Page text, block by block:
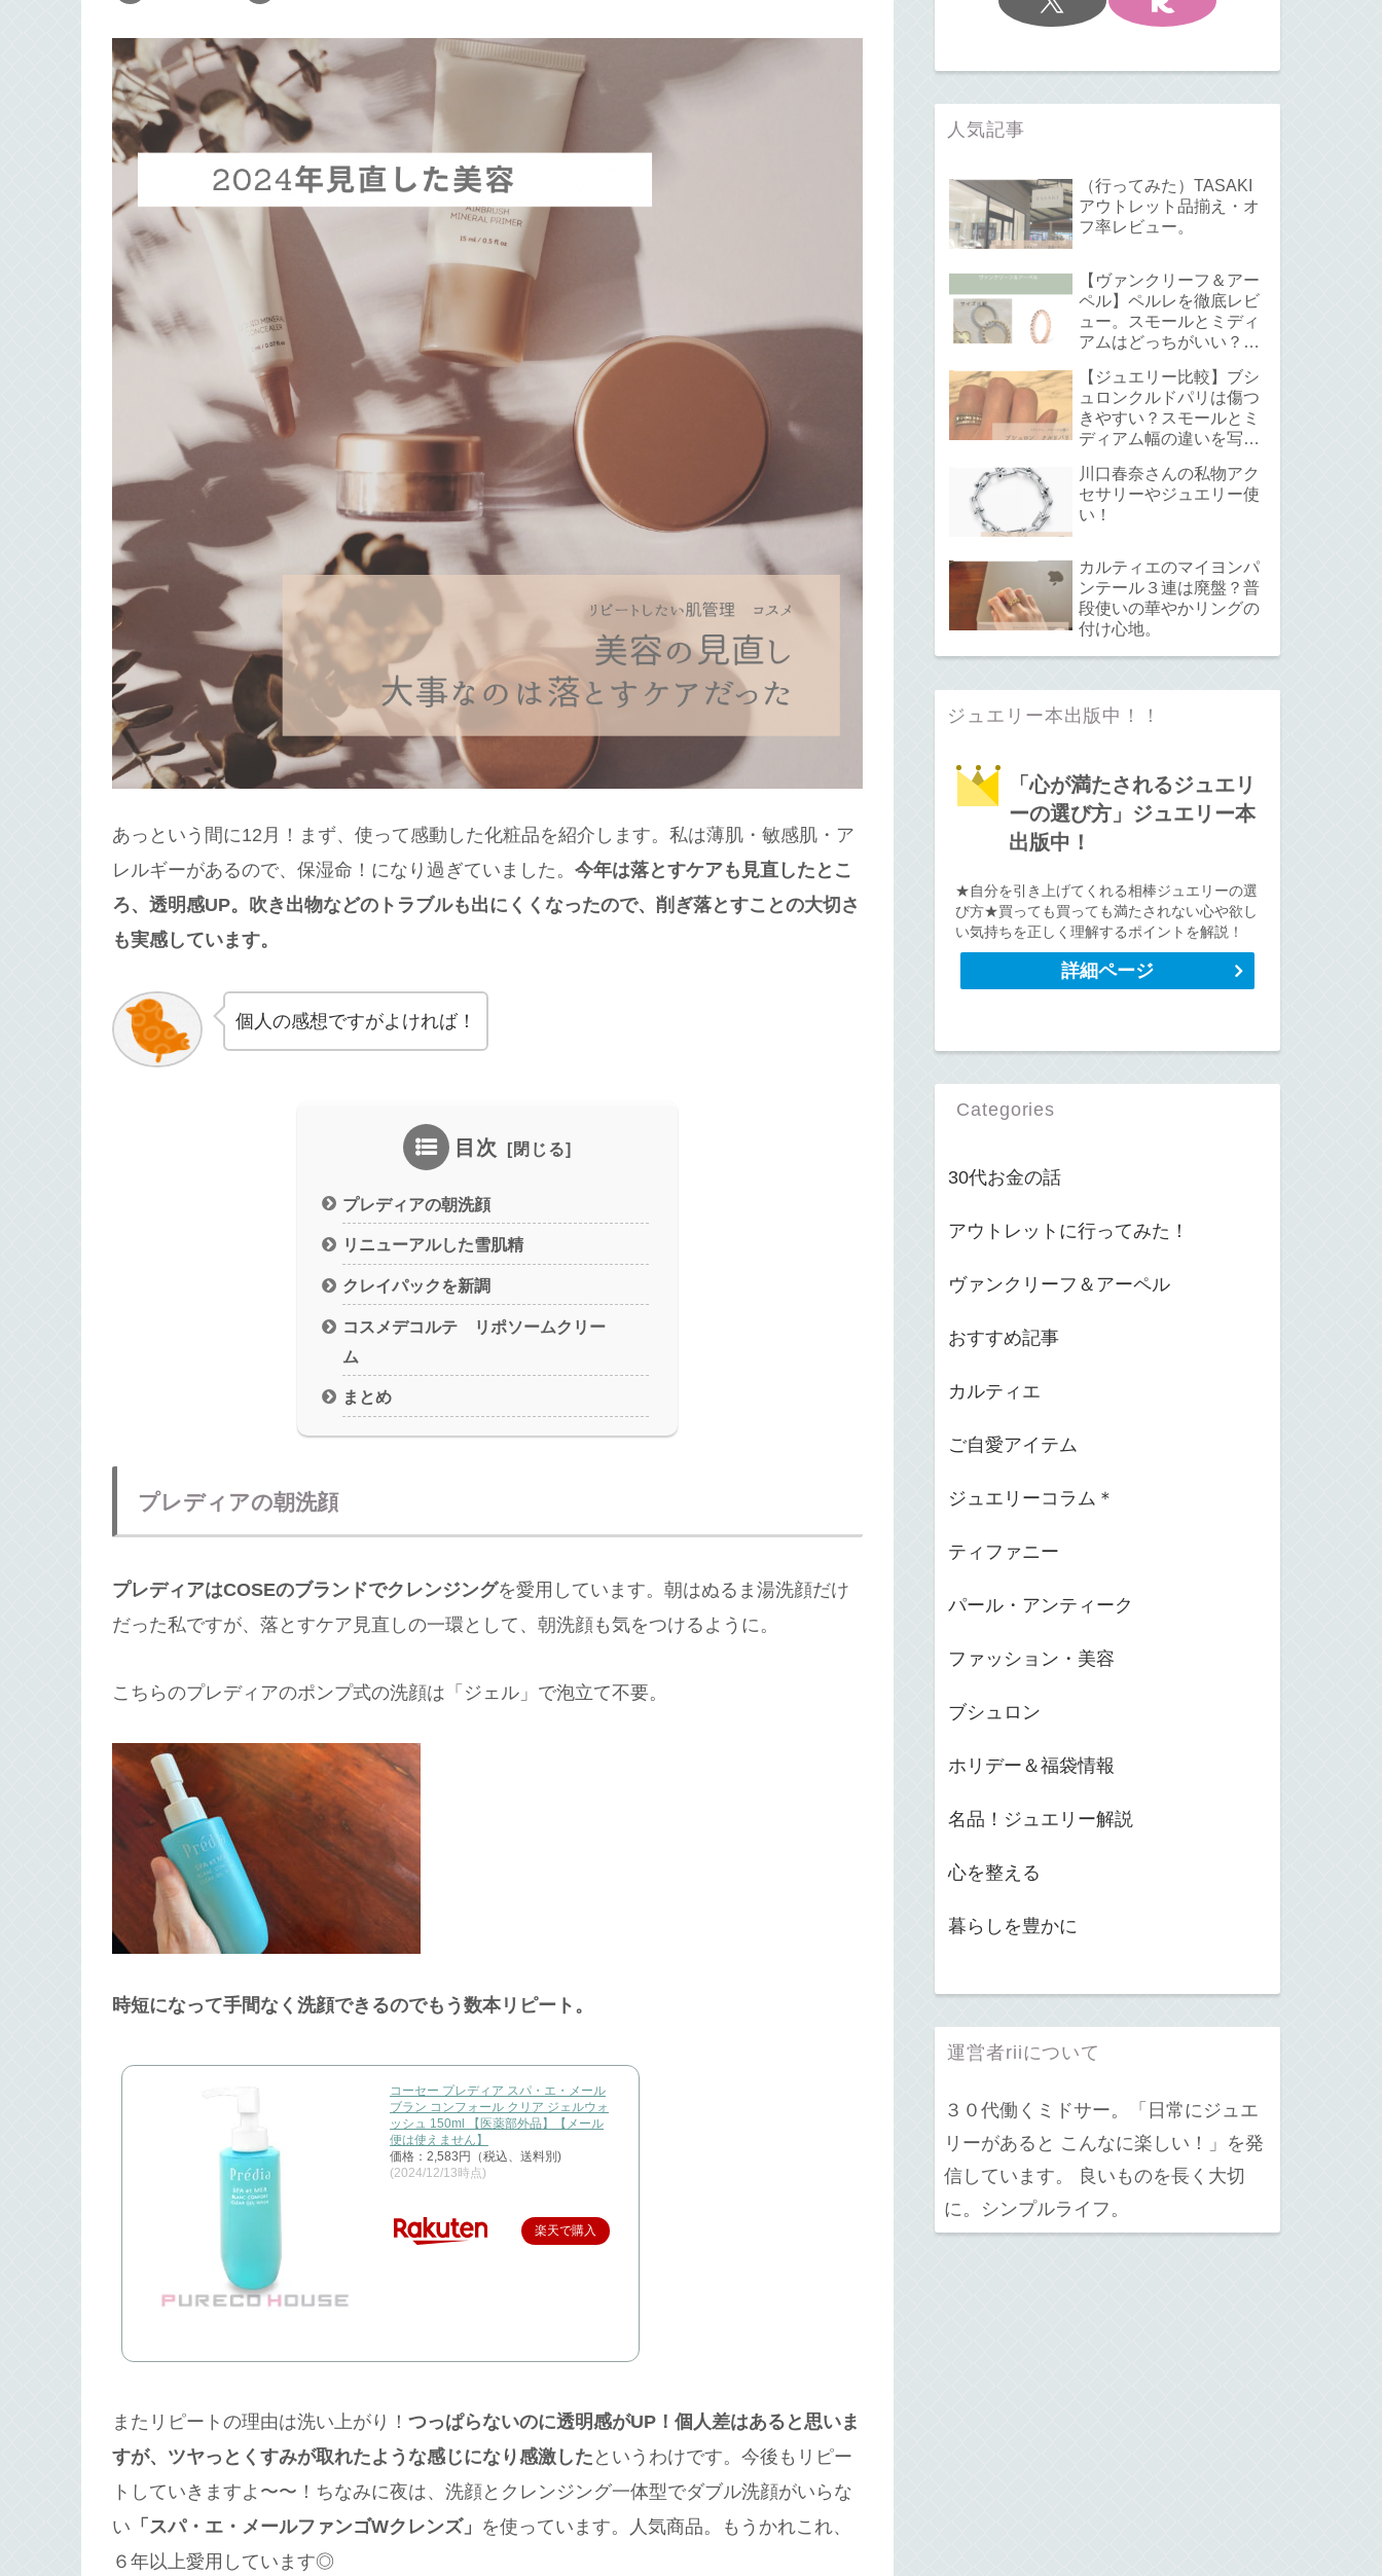
あっという間に12月！まず、使って感動した化粧品を紹介します。私は薄肌・敏感肌・ア
レルギーがあるので、保湿命！になり過ぎていました。 今年は落とすケアも見直したとこ
ろ、透明感UP。吹き出物などのトラブルも出にくくなったので、削ぎ落とすことの大切さ
も実感しています。
個人の感想ですがよければ！
目次
プレディアの朝洗顔
リニューアルした雪肌精
クレイパックを新調
コスメデコルテ リポソームクリー
ム
まとめ
プレディアの朝洗顔
プレディアはCOSEのブランドでクレンジングを愛用しています。朝はぬるま湯洗顔だけ
だった私ですが、落とすケア見直しの一環として、朝洗顔も気をつけるように。
こちらのプレディアのポンプ式の洗顔は「ジェル」で泡立て不要。
時短になって手間なく洗顔できるのでもう数本リピート。
コーセー プレディア スパ・エ・メール
ブラン コンフォール クリア ジェルウォ
ッシュ 150ml 【医薬部外品】【メール
便は使えません】
価格：2,583円（税込、送料別)
(2024/12/13時点)
楽天で購入
またリピートの理由は洗い上がり！ つっぱらないのに透明感がUP！個人差はあると思いま
すが、ツヤっとくすみが取れたような感じになり感激した というわけです。今後もリピー
トしていきますよ〜〜！ちなみに夜は、洗顔とクレンジング一体型でダブル洗顔がいらな
い 「スパ・エ・メールファンゴWクレンズ」 を使っています。人気商品。もうかれこれ、
６年以上愛用しています◎
人気記事
（行ってみた）TASAKI
アウトレット品揃え・オ
フ率レビュー。
【ヴァンクリーフ＆アー
ペル】ペルレを徹底レビ
ュー。スモールとミディ
アムはどっちがいい？サ
て。
【ジュエリー比較】ブシ
ュロンクルドパリは傷つ
きやすい？スモールとミ
ディアム幅の違いを写真
川口春奈さんの私物アク
セサリーやジュエリー使
い！
カルティエのマイヨンパ
ンテール３連は廃盤？普
段使いの華やかリングの
付け心地。
ジュエリー本出版中！！
「心が満たされるジュエリ
ーの選び方」ジュエリー本
出版中！
★自分を引き上げてくれる相棒ジュエリーの選
び方★買っても買っても満たされない心や欲し
い気持ちを正しく理解するポイントを解説！
詳細ページ
Categories
30代お金の話
アウトレットに行ってみた！
ヴァンクリーフ＆アーペル
おすすめ記事
カルティエ
ご自愛アイテム
ジュエリーコラム＊
ティファニー
パール・アンティーク
ファッション・美容
ブシュロン
ホリデー＆福袋情報
名品！ジュエリー解説
心を整える
暮らしを豊かに
運営者riiについて
３０代働くミドサー。「日常にジュエ
リーがあると こんなに楽しい！」を発
信しています。 良いものを長く大切
に。シンプルライフ。